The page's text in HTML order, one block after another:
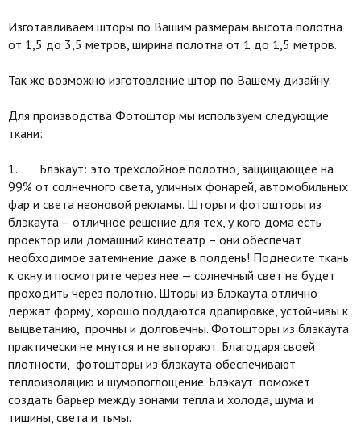
Изготавливаем шторы по Вашим размерам высота полотна
от 1,5 до 3,5 метров, ширина полотна от 1 до 1,5 метров.
Так же возможно изготовление штор по Вашему дизайну.
Для производства Фотоштор мы используем следующие
ткани:
1. Блэкаут: это трехслойное полотно, защищающее на
99% от солнечного света, уличных фонарей, автомобильных
фар и света неоновой рекламы. Шторы и фотошторы из
блэкаута – отличное решение для тех, у кого дома есть
проектор или домашний кинотеатр – они обеспечат
необходимое затемнение даже в полдень! Поднесите ткань
к окну и посмотрите через нее — солнечный свет не будет
проходить через полотно. Шторы из Блэкаута отлично
держат форму, хорошо поддаются драпировке, устойчивы к
выцветанию, прочны и долговечны. Фотошторы из блэкаута
практически не мнутся и не выгорают. Благодаря своей
плотности, фотошторы из блэкаута обеспечивают
теплоизоляцию и шумопоглощение. Блэкаут поможет
создать барьер между зонами тепла и холода, шума и
тишины, света и тьмы.